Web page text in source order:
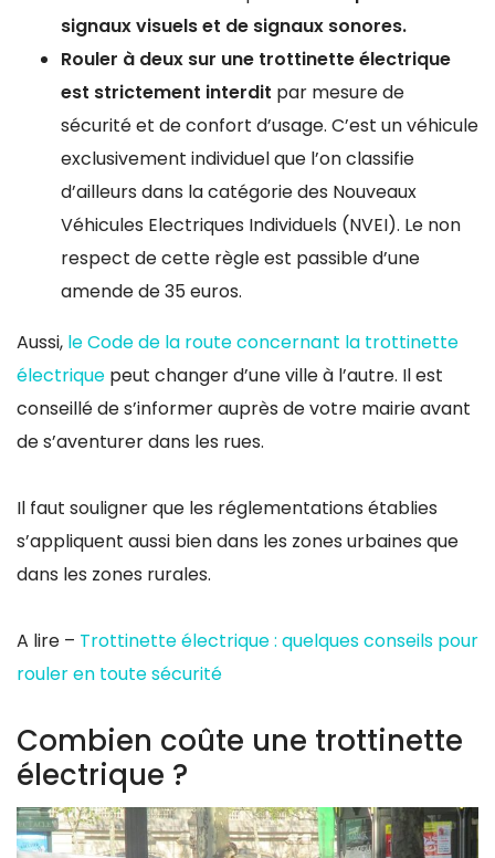
signaux visuels et de signaux sonores.
Rouler à deux sur une trottinette électrique
est strictement interdit par mesure de
sécurité et de confort d’usage. C’est un véhicule
exclusivement individuel que l’on classifie
d’ailleurs dans la catégorie des Nouveaux
Véhicules Electriques Individuels (NVEI). Le non
respect de cette règle est passible d’une
amende de 35 euros.
Aussi, le Code de la route concernant la trottinette
électrique peut changer d’une ville à l’autre. Il est
conseillé de s’informer auprès de votre mairie avant
de s’aventurer dans les rues.
Il faut souligner que les réglementations établies
s’appliquent aussi bien dans les zones urbaines que
dans les zones rurales.
A lire – Trottinette électrique : quelques conseils pour
rouler en toute sécurité
Combien coûte une trottinette
électrique ?